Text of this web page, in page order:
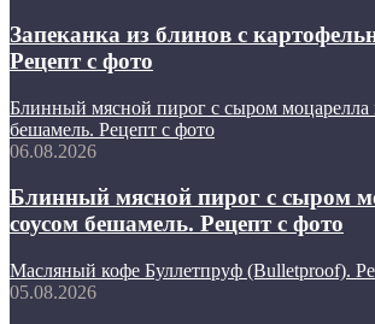
Запеканка из блинов с
Рецепт с фото
Блинный мясной пирог с сыром моцарелла
бешамель. Рецепт с фото
06.08.2026
Блинный мясной пирог с сыром
соусом бешамель. Рецепт с фото
Масляный кофе Буллетпруф (Bulletproof).
05.08.2026